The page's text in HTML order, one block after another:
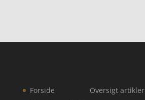
Forside
Oversigt artikler